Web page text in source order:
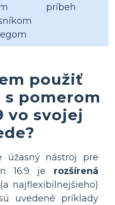
príbeh
použiť
pomerom
vo svojej
úžasný nástroj pre
16:9 je rozšírená
najflexibilnejšieho)
uvedené príklady